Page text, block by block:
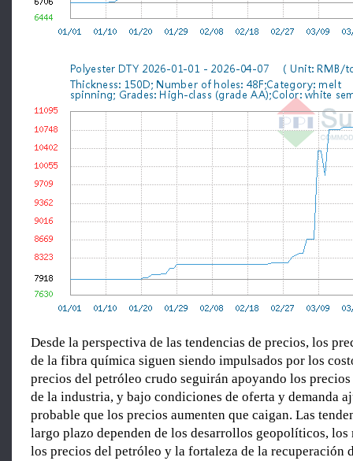
Desde la perspectiva de las tendencias de precios, los
de la fibra química siguen siendo impulsados por los
precios del petróleo crudo seguirán apoyando los precios
de la industria, y bajo condiciones de oferta y demanda
probable que los precios aumenten que caigan. Las
largo plazo dependen de los desarrollos geopolíticos, los
los precios del petróleo y la fortaleza de la recuperación